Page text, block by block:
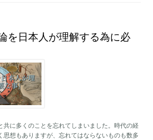
を日本人が理解する為に必
共に多くのことを忘れてしまいました。時代の経
思想もありますが、忘れてはならないものも数多